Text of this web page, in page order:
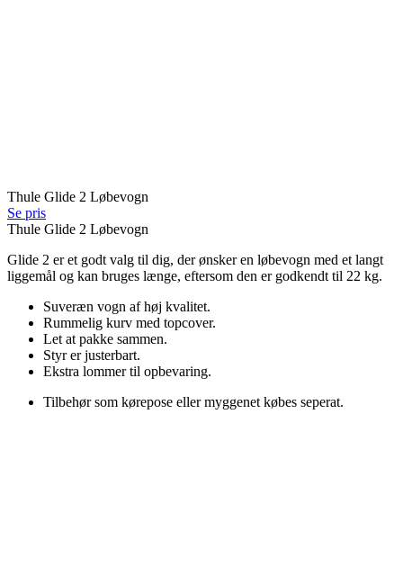
Thule Glide 2 Løbevogn
Se pris
Thule Glide 2 Løbevogn
Glide 2 er et godt valg til dig, der ønsker en løbevogn med et langt
liggemål og kan bruges længe, eftersom den er godkendt til 22 kg.
Suveræn vogn af høj kvalitet.
Rummelig kurv med topcover.
Let at pakke sammen.
Styr er justerbart.
Ekstra lommer til opbevaring.
Tilbehør som kørepose eller myggenet købes seperat.